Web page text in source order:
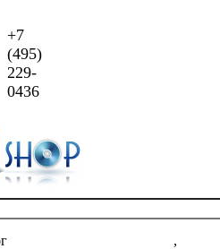
+7
(495)
229-
0436
,